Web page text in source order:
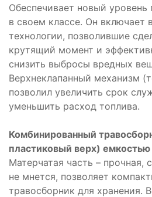
Обеспечивает новый уровень
в своем классе. Он включает
технологии, позволившие
крутящий момент и
снизить выбросы вредных
Верхнеклапанный механизм
позволил увеличить срок
уменьшить расход топлива.
Комбинированный
пластиковый верх)
Матерчатая часть – прочная,
не мнется, позволяет
травосборник для хранения.